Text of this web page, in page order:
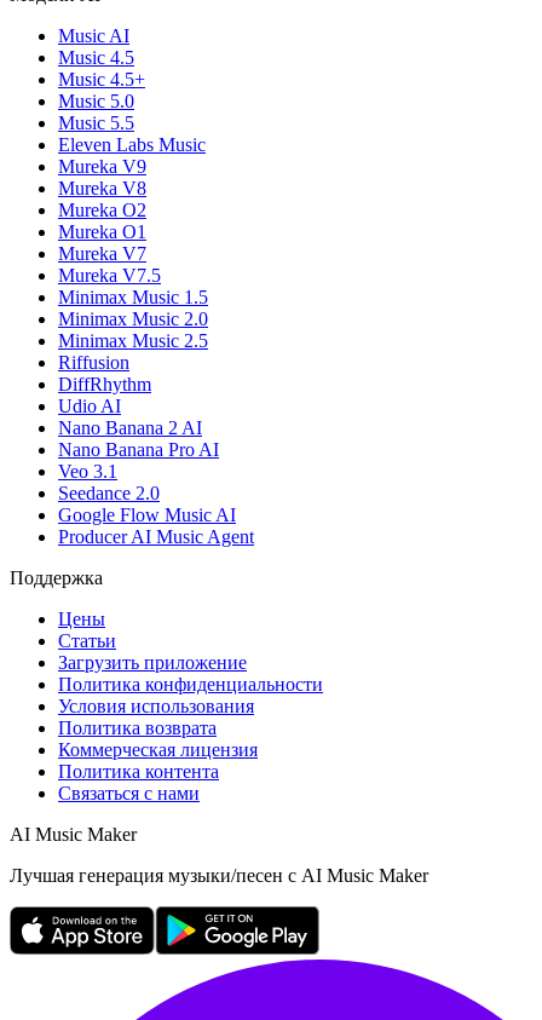
Music AI
Music 4.5
Music 4.5+
Music 5.0
Music 5.5
Eleven Labs Music
Mureka V9
Mureka V8
Mureka O2
Mureka O1
Mureka V7
Mureka V7.5
Minimax Music 1.5
Minimax Music 2.0
Minimax Music 2.5
Riffusion
DiffRhythm
Udio AI
Nano Banana 2 AI
Nano Banana Pro AI
Veo 3.1
Seedance 2.0
Google Flow Music AI
Producer AI Music Agent
Поддержка
Цены
Статьи
Загрузить приложение
Политика конфиденциальности
Условия использования
Политика возврата
Коммерческая лицензия
Политика контента
Связаться с нами
AI Music Maker
Лучшая генерация музыки/песен с AI Music Maker